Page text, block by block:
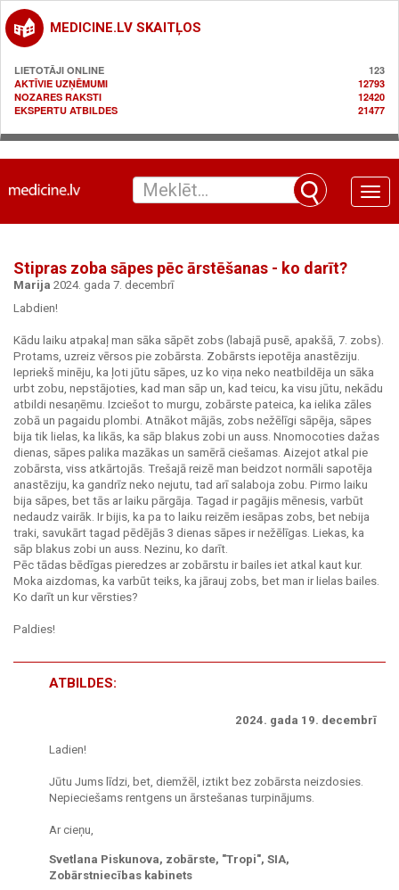
MEDICINE.LV SKAITĻOS
LIETOTĀJI ONLINE
123
AKTĪVIE UZŅĒMUMI
12793
NOZARES RAKSTI
12420
EKSPERTU ATBILDES
21477
Toggle
Stipras zoba sāpes pēc ārstēšanas - ko darīt?
Marija 2024. gada 7. decembrī
Labdien!
Kādu laiku atpakaļ man sāka sāpēt zobs (labajā pusē, apakšā, 7. zobs).
Protams, uzreiz vērsos pie zobārsta. Zobārsts iepotēja anastēziju.
Iepriekš minēju, ka ļoti jūtu sāpes, uz ko viņa neko neatbildēja un sāka
urbt zobu, nepstājoties, kad man sāp un, kad teicu, ka visu jūtu, nekādu
atbildi nesaņēmu. Izciešot to murgu, zobārste pateica, ka ielika zāles
zobā un pagaidu plombi. Atnākot mājās, zobs nežēlīgi sāpēja, sāpes
bija tik lielas, ka likās, ka sāp blakus zobi un auss. Nnomocoties dažas
dienas, sāpes palika mazākas un samērā ciešamas. Aizejot atkal pie
zobārsta, viss atkārtojās. Trešajā reizē man beidzot normāli sapotēja
anastēziju, ka gandrīz neko nejutu, tad arī salaboja zobu. Pirmo laiku
bija sāpes, bet tās ar laiku pārgāja. Tagad ir pagājis mēnesis, varbūt
nedaudz vairāk. Ir bijis, ka pa to laiku reizēm iesāpas zobs, bet nebija
traki, savukārt tagad pēdējās 3 dienas sāpes ir nežēlīgas. Liekas, ka
sāp blakus zobi un auss. Nezinu, ko darīt.
Pēc tādas bēdīgas pieredzes ar zobārstu ir bailes iet atkal kaut kur.
Moka aizdomas, ka varbūt teiks, ka jārauj zobs, bet man ir lielas bailes.
Ko darīt un kur vērsties?
Paldies!
ATBILDES:
2024. gada 19. decembrī
Ladien!
Jūtu Jums līdzi, bet, diemžēl, iztikt bez zobārsta neizdosies.
Nepieciešams rentgens un ārstešanas turpinājums.
Ar cieņu,
Svetlana Piskunova, zobārste, "Tropi", SIA,
Zobārstniecības kabinets